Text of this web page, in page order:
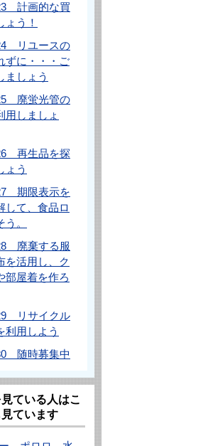
計画的な買
ょう！
リユースの
ずに・・・ご
ましょう
廃蛍光管の
用しましょ
再生品を探
ょう
期限表示を
して、食品ロ
。
廃棄する服
を活用し、ク
部屋着を作ろ
リサイクル
利用しよう
随時募集中
ている人はこ
ています